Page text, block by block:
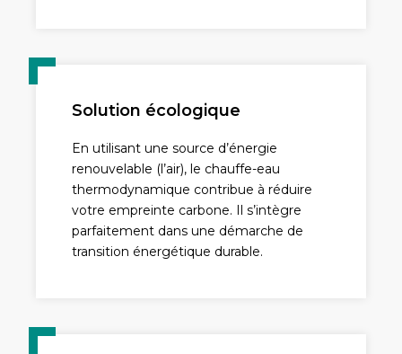
Solution écologique
En utilisant une source d’énergie
renouvelable (l’air), le chauffe-eau
thermodynamique contribue à réduire
votre empreinte carbone. Il s’intègre
parfaitement dans une démarche de
transition énergétique durable.